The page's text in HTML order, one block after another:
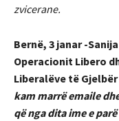
zvicerane.
Bernë, 3 janar -
Operacionit Libero
Liberalëve të Gjelbër
kam marrë emaile
që nga dita ime e